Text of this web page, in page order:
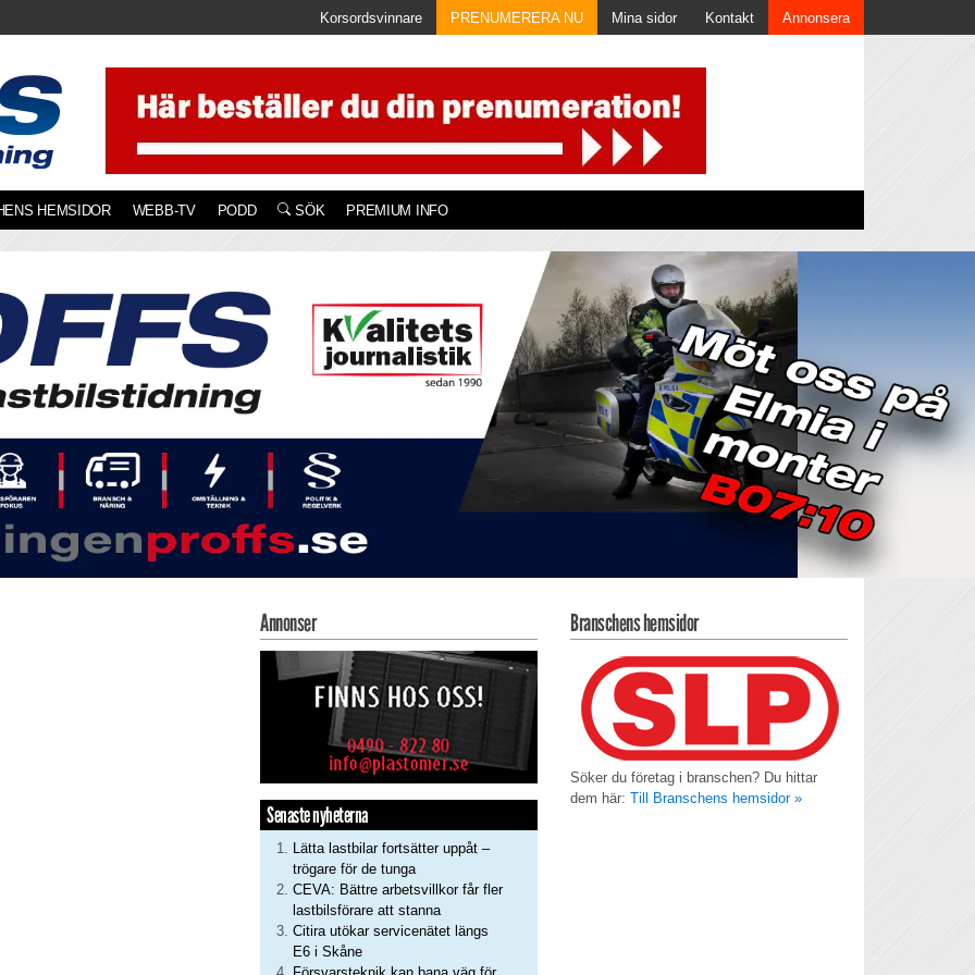
Korsordsvinnare PRENUMERERA NU Mina sidor Kontakt Annonsera
HEMSIDOR WEBB-TV PODD SÖK PREMIUM INFO
Annonser
Senaste nyheterna
Lätta lastbilar fortsätter uppåt –
trögare för de tunga
CEVA: Bättre arbetsvillkor får fler
lastbilsförare att stanna
Citira utökar servicenätet längs
E6 i Skåne
Branschens hemsidor
Söker du företag i branschen? Du hittar
dem här: Till Branschens hemsidor »